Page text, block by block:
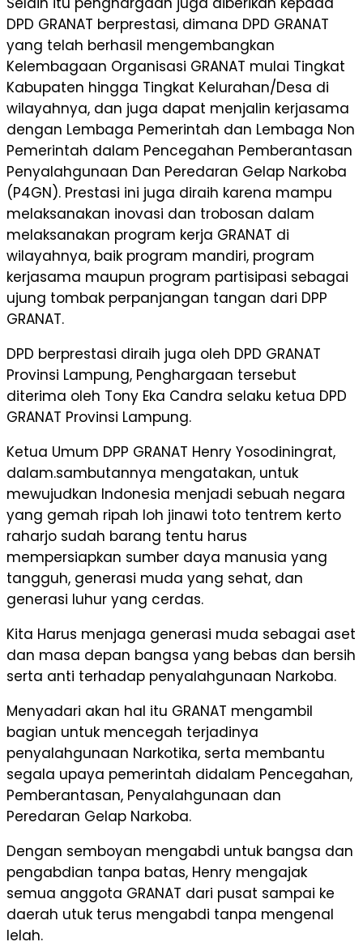
DPD GRANAT berprestasi, dimana DPD GRANAT
yang telah berhasil mengembangkan
Kelembagaan Organisasi GRANAT mulai Tingkat
Kabupaten hingga Tingkat Kelurahan/Desa di
wilayahnya, dan juga dapat menjalin kerjasama
dengan Lembaga Pemerintah dan Lembaga Non
Pemerintah dalam Pencegahan Pemberantasan
Penyalahgunaan Dan Peredaran Gelap Narkoba
(P4GN). Prestasi ini juga diraih karena mampu
melaksanakan inovasi dan trobosan dalam
melaksanakan program kerja GRANAT di
wilayahnya, baik program mandiri, program
kerjasama maupun program partisipasi sebagai
ujung tombak perpanjangan tangan dari DPP
GRANAT.
DPD berprestasi diraih juga oleh DPD GRANAT
Provinsi Lampung, Penghargaan tersebut
diterima oleh Tony Eka Candra selaku ketua DPD
GRANAT Provinsi Lampung.
Ketua Umum DPP GRANAT Henry Yosodiningrat,
dalam.sambutannya mengatakan, untuk
mewujudkan Indonesia menjadi sebuah negara
yang gemah ripah loh jinawi toto tentrem kerto
raharjo sudah barang tentu harus
mempersiapkan sumber daya manusia yang
tangguh, generasi muda yang sehat, dan
generasi luhur yang cerdas.
Kita Harus menjaga generasi muda sebagai aset
dan masa depan bangsa yang bebas dan bersih
serta anti terhadap penyalahgunaan Narkoba.
Menyadari akan hal itu GRANAT mengambil
bagian untuk mencegah terjadinya
penyalahgunaan Narkotika, serta membantu
segala upaya pemerintah didalam Pencegahan,
Pemberantasan, Penyalahgunaan dan
Peredaran Gelap Narkoba.
Dengan semboyan mengabdi untuk bangsa dan
pengabdian tanpa batas, Henry mengajak
semua anggota GRANAT dari pusat sampai ke
daerah utuk terus mengabdi tanpa mengenal
lelah.